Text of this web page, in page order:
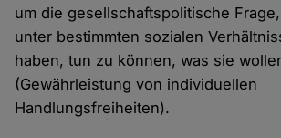
um die gesellschaftspolitische
unter bestimmten sozialen
haben, tun zu können, was sie
(Gewährleistung von individuellen
Handlungsfreiheiten).